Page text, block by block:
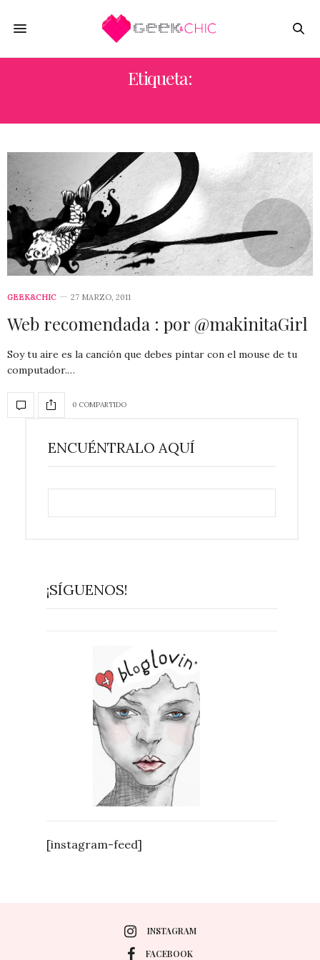
Etiqueta:
GEEK&CHIC 27 MARZO, 2011
Web recomendada : por @makinitaGirl
Soy tu aire es la canción que debes pintar con el mouse de tu
computador.…
0 COMPARTIDO
ENCUÉNTRALO AQUÍ
¡SÍGUENOS!
[instagram-feed]
INSTAGRAM
FACEBOOK